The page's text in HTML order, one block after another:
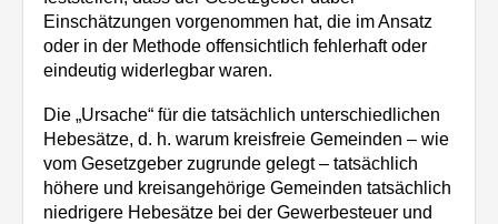
Einschätzungen vorgenommen hat, die im Ansatz
oder in der Methode offensichtlich fehlerhaft oder
eindeutig widerlegbar waren.
Die „Ursache“ für die tatsächlich unterschiedlichen
Hebesätze, d. h. warum kreisfreie Gemeinden – wie
vom Gesetzgeber zugrunde gelegt – tatsächlich
höhere und kreisangehörige Gemeinden tatsächlich
niedrigere Hebesätze bei der Gewerbesteuer und